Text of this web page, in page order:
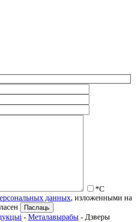
*С
данных, изложенными на
- Металавырабы - Дзверы